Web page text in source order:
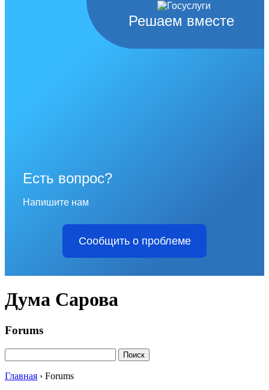
Решаем вместе
Есть вопрос?
Напишите нам
Сообщить о проблеме
Дума Сарова
Forums
Главная › Forums